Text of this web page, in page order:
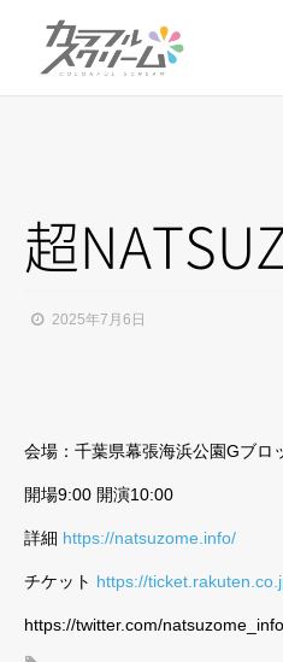
超
2025年7月6日
会場：千葉県幕張海浜公園Gブロ
開場9:00 開演10:00
詳細 https://natsuzome.info/
チケット https://
https://twitter.com/